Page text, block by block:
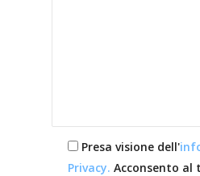
Presa visione dell'
Privacy. Acconsento